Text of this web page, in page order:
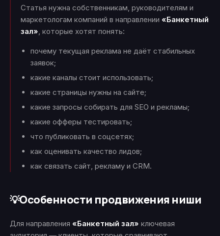
Статья нужна собственникам, руководителям и
маркетологам компаний в направлении «Банкетный
зал», которые хотят понять:
почему текущая реклама не даёт стабильных
заявок;
какие каналы стоит использовать;
какие страницы нужны на сайте;
какие запросы собирать для SEO и рекламы;
какие офферы тестировать;
что публиковать в соцсетях;
как оценивать качество лидов;
как связать сайт, рекламу и CRM.
💡Особенности продвижения ниши
Для направления «Банкетный зал» ключевая